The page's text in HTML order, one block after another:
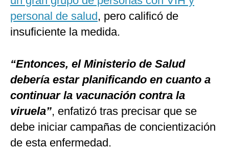
personal de salud, pero calificó de
insuficiente la medida.
“Entonces, el Ministerio de Salud
debería estar planificando en cuanto a
continuar la vacunación contra la
viruela”, enfatizó tras precisar que se
debe iniciar campañas de concientización
de esta enfermedad.